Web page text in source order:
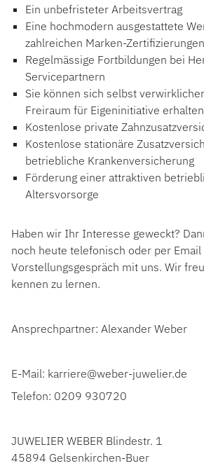
Ein unbefristeter Arbeitsvertrag
Eine hochmodern ausgestattete
zahlreichen Marken-Zertifizierungen
Regelmässige Fortbildungen bei
Servicepartnern
Sie können sich selbst
Freiraum für Eigeninitiative erhalten
Kostenlose private
Kostenlose stationäre
betriebliche Krankenversicherung
Förderung einer attraktiven
Altersvorsorge
Haben wir Ihr Interesse geweckt?
noch heute telefonisch oder per Email
Vorstellungsgespräch mit uns. Wir
kennen zu lernen.
Ansprechpartner: Alexander Weber
E-Mail: karriere@weber-juwelier.de
Telefon: 0209 930720
JUWELIER WEBER Blindestr. 1
45894 Gelsenkirchen-Buer